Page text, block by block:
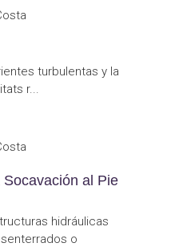
turbulentas y la
r...
al Pie
hidráulicas
o